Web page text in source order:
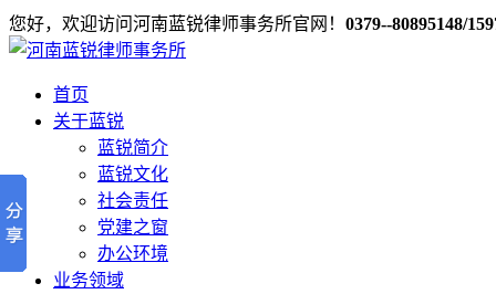
您好，欢迎访问河南蓝锐律师事务所官网！ 0379--80895148/
首页
关于蓝锐
蓝锐简介
蓝锐文化
社会责任
党建之窗
办公环境
业务领域